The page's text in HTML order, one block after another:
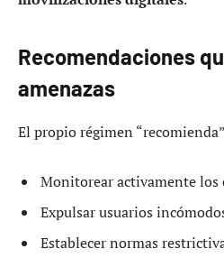
Recomendaciones
amenazas
El propio régimen
Monitorear activamente los
Expulsar usuarios
Establecer normas